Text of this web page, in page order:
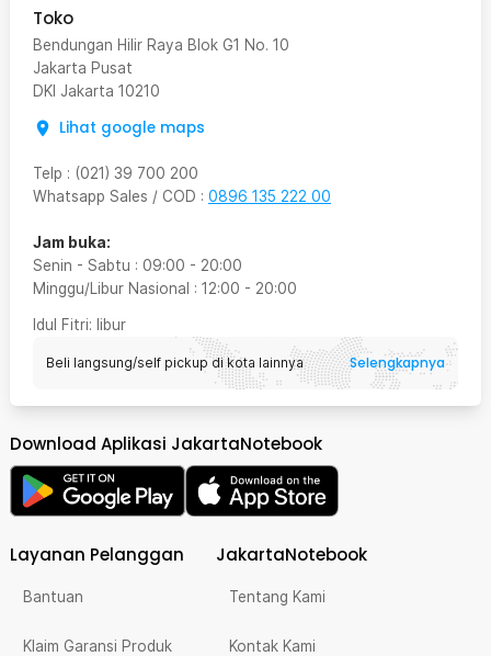
Toko
Bendungan Hilir Raya Blok G1 No. 10
Jakarta Pusat
DKI Jakarta 10210
Lihat google maps
Telp : (021) 39 700 200
Whatsapp Sales / COD : 0896 135 222 00
Jam buka:
Senin - Sabtu : 09:00 - 20:00
Minggu/Libur Nasional : 12:00 - 20:00
Idul Fitri: libur
Beli langsung/self pickup di kota lainnya Selengkapnya
Download Aplikasi JakartaNotebook
Layanan Pelanggan
Bantuan
Klaim Garansi Produk
JakartaNotebook
Tentang Kami
Kontak Kami